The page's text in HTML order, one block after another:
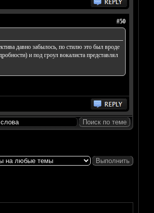
#50
давно забылось, по стилю это был вроде
и под гроул вокалиста представлял